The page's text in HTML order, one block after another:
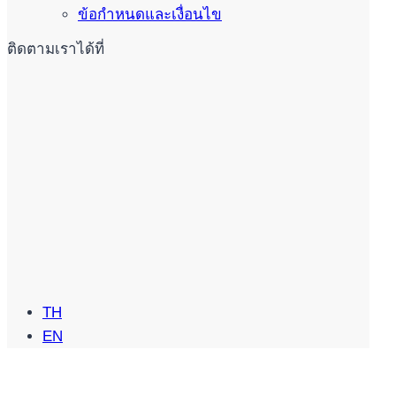
ข้อกำหนดและเงื่อนไข
ติดตามเราได้ที่
TH
EN